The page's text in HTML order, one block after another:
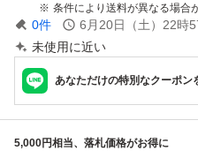
条件により送料が異なる場合
0件 6月20日（土）22時
未使用に近い
あなただけの特別なクーポン
5,000円相当、落札価格がお得に